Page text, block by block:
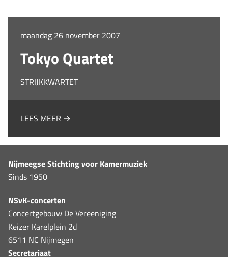
maandag 26 november 2007
Tokyo Quartet
STRIJKKWARTET
LEES MEER →
Nijmeegse Stichting voor Kamermuziek
Sinds 1950
NSvK-concerten
Concertgebouw De Vereeniging
Keizer Karelplein 2d
6511 NC Nijmegen
Secretariaat